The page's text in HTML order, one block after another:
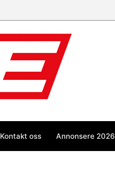
Kontakt oss Annonsere 2026